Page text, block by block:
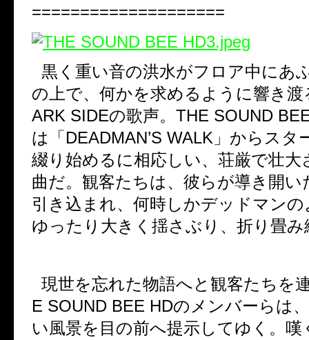
====================
黒く重い音の洪水がフロア中にあ
の上で、何かを求めるように響き渡
ARK SIDEの歌声。 THE SOUND
は「 DEADMAN’S WALK 」からスタ
綴り始めるに相応しい、荘厳で壮大
曲だ。観客たちは、彼らが導き開い
引き込まれ、何時しかデッドマン
ゆったり大きく揺さぶり、折り畳
現世を忘れた物語へと観客たちを
E SOUND BEE HDのメンバーらは
い風景を目の前へ提示してゆく。嘆